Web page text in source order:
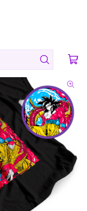
vía Blue Express a